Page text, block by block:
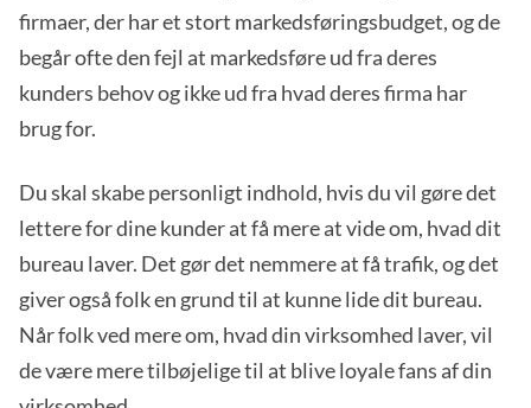
firmaer, der har et stort markedsføringsbudget, og de
begår ofte den fejl at markedsføre ud fra deres
kunders behov og ikke ud fra hvad deres firma har
brug for.
Du skal skabe personligt indhold, hvis du vil gøre det
lettere for dine kunder at få mere at vide om, hvad dit
bureau laver. Det gør det nemmere at få trafik, og det
giver også folk en grund til at kunne lide dit bureau.
Når folk ved mere om, hvad din virksomhed laver, vil
de være mere tilbøjelige til at blive loyale fans af din